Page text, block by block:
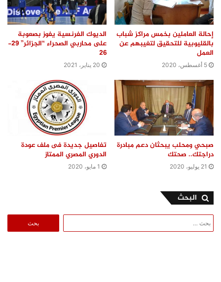
إحالة العاملين بخمس مراكز شباب
بالقليوبية للتحقيق لتغيبهم عن
العمل
5 أغسطس، 2020
الديوك الفرنسية يفوز بصعوبة
على محاربي الصحراء “الجزائر” 29-
26
20 يناير، 2021
صبحي ومحلب يبحثان دعم مبادرة
دراجتك.. صحتك
21 يوليو، 2020
تفاصيل جديدة فى ملف عودة
الدوري المصري الممتاز
1 مايو، 2020
البحث
عن: